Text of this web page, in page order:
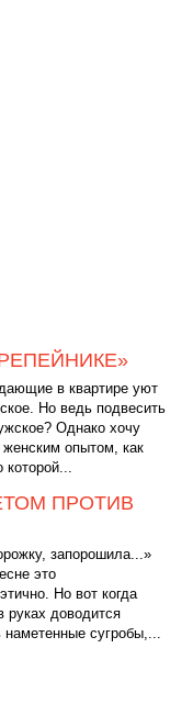
в квартире уют
Но ведь подвесить
Однако хочу
опытом, как
которой...
ПРОТИВ
запорошила...»
это
Но вот когда
руках доводится
наметенные сугробы,...